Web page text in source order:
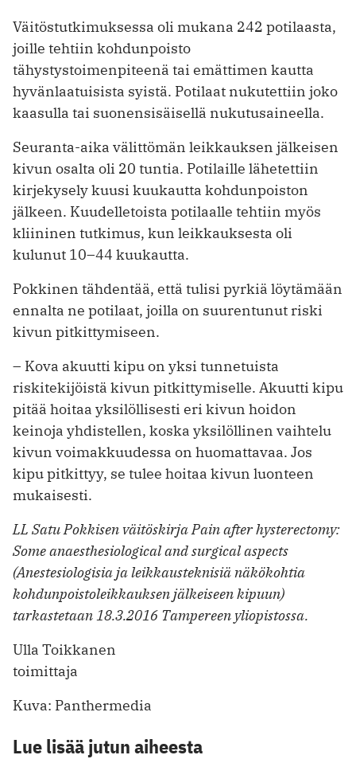
Väitöstutkimuksessa oli mukana 242 potilaasta,
joille tehtiin kohdunpoisto
tähystystoimenpiteenä tai emättimen kautta
hyvänlaatuisista syistä. Potilaat nukutettiin joko
kaasulla tai suonensisäisellä nukutusaineella.
Seuranta-aika välittömän leikkauksen jälkeisen
kivun osalta oli 20 tuntia. Potilaille lähetettiin
kirjekysely kuusi kuukautta kohdunpoiston
jälkeen. Kuudelletoista potilaalle tehtiin myös
kliininen tutkimus, kun leikkauksesta oli
kulunut 10–44 kuukautta.
Pokkinen tähdentää, että tulisi pyrkiä löytämään
ennalta ne potilaat, joilla on suurentunut riski
kivun pitkittymiseen.
– Kova akuutti kipu on yksi tunnetuista
riskitekijöistä kivun pitkittymiselle. Akuutti kipu
pitää hoitaa yksilöllisesti eri kivun hoidon
keinoja yhdistellen, koska yksilöllinen vaihtelu
kivun voimakkuudessa on huomattavaa. Jos
kipu pitkittyy, se tulee hoitaa kivun luonteen
mukaisesti.
LL Satu Pokkisen väitöskirja Pain after hysterectomy:
Some anaesthesiological and surgical aspects
(Anestesiologisia ja leikkausteknisiä näkökohtia
kohdunpoistoleikkauksen jälkeiseen kipuun)
tarkastetaan 18.3.2016 Tampereen yliopistossa.
Ulla Toikkanen
toimittaja
Kuva: Panthermedia
Lue lisää jutun aiheesta